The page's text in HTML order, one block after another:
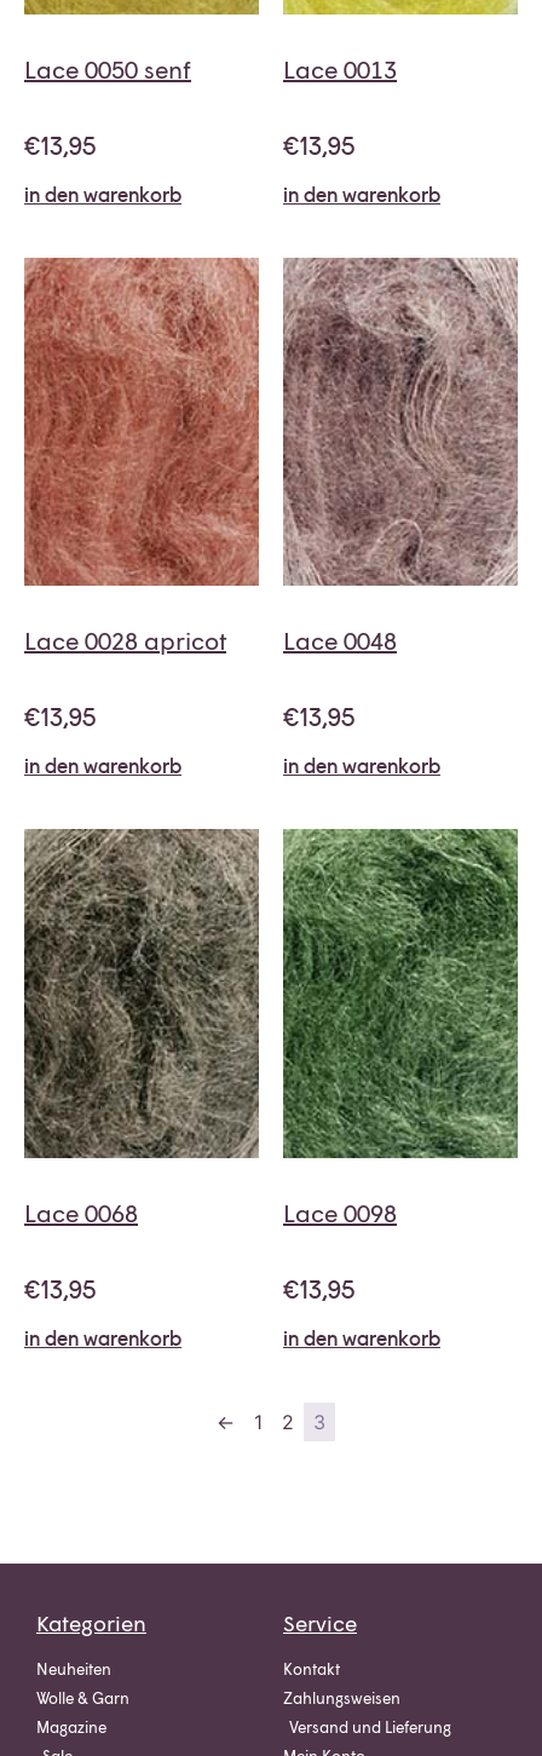
Lace 0050 senf
€13,95
in den warenkorb
Lace 0013
€13,95
in den warenkorb
Lace 0028 apricot
€13,95
in den warenkorb
Lace 0048
€13,95
in den warenkorb
Lace 0068
€13,95
in den warenkorb
Lace 0098
€13,95
in den warenkorb
← 1 2 3
Kategorien
Neuheiten
Wolle & Garn
Magazine
Service
Kontakt
Zahlungsweisen
Versand und Lieferung